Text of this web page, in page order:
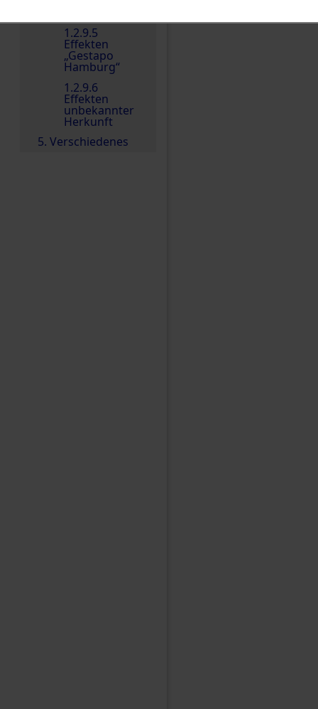
1.2.9.5
Effekten
„Gestapo
Hamburg“
1.2.9.6
Effekten
unbekannter
Herkunft
5. Verschiedenes